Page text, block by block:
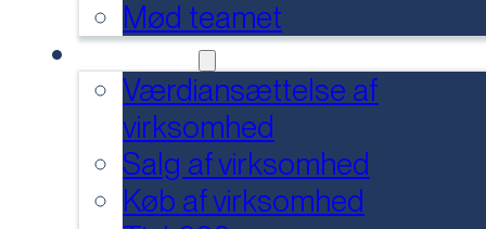
Mød teamet
Værdiansættelse af
virksomhed
Salg af virksomhed
Køb af virksomhed